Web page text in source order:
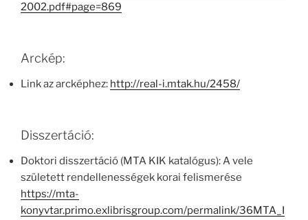
2002.pdf#page=869
Arckép:
Link az arcképhez: http://real-i.mtak.hu/2458/
Disszertáció:
Doktori disszertáció (MTA KIK katalógus): A vele
született rendellenességek korai felismerése
https://mta-
konyvtar.primo.exlibrisgroup.com/permalink/36MTA_I